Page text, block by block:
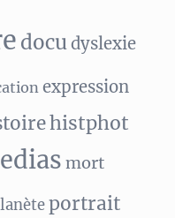
docudyslexie
expression
histphot
mort
portrait